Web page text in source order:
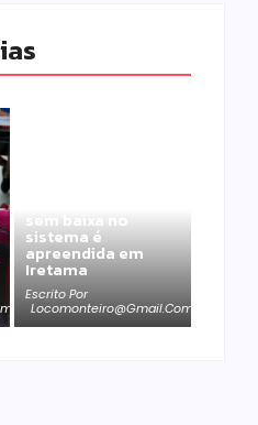
sem baixa no
sistema é
apreendida em
Iretama
Escrito Por
Locomonteiro@gmail.com